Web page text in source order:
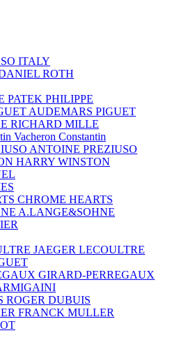
ITALY
ROTH
PATEK PHILIPPE
AUDEMARS PIGUET
RICHARD MILLE
Vacheron Constantin
ANTOINE PREZIUSO
HARRY WINSTON
CHROME HEARTS
A.LANGE&SOHNE
JAEGER LECOULTRE
GIRARD-PERREGAUX
ROGER DUBUIS
FRANCK MULLER